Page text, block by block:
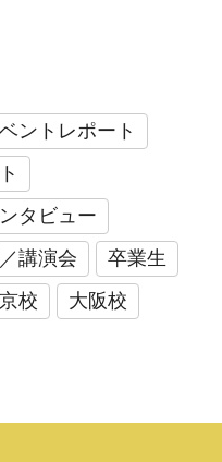
ントレポート
タビュー
講演会
卒業生
校 大阪校